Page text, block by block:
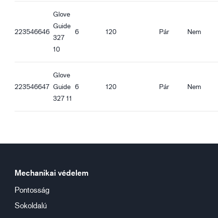
223546646
Glove
Guide
327
10
6 120 Pár Nem
223546647
Glove
Guide
327 11
6 120 Pár Nem
Mechanikai védelem
Pontosság
Sokoldalú